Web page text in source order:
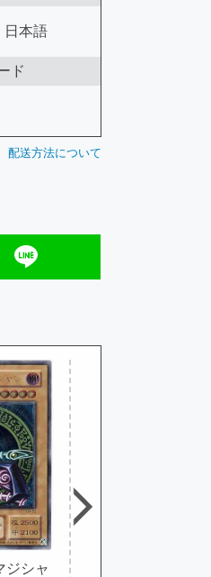
日本語
ド
配送方法について
ジシャ